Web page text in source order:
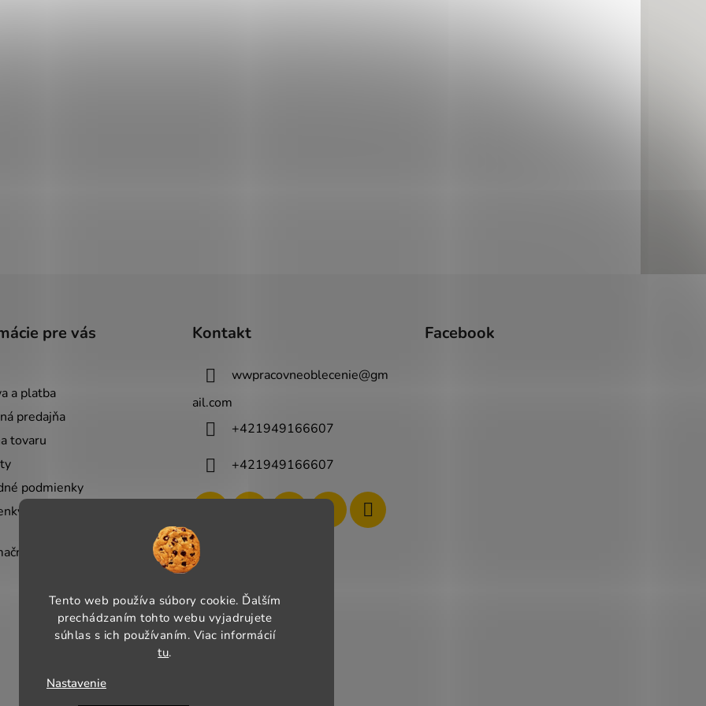
Tento web používa súbory cookie. Ďalším
prechádzaním tohto webu vyjadrujete
súhlas s ich používaním. Viac informácií
tu.
Nastavenie
pre vás
a platba
predajňa
tovaru
podmienky
ochrany osobných
poriadok
Kontakt
wwpracovneoblecenie@gm
ail.com
+421949166607
+421949166607
Facebook